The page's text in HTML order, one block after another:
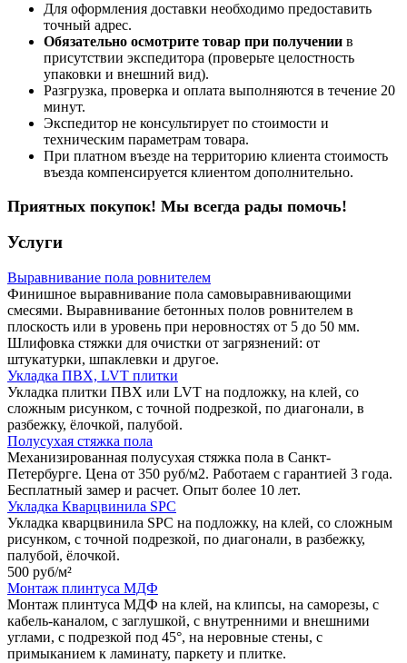
Для оформления доставки необходимо предоставить
точный адрес.
Обязательно осмотрите товар при получении в
присутствии экспедитора (проверьте целостность
упаковки и внешний вид).
Разгрузка, проверка и оплата выполняются в течение 20
минут.
Экспедитор не консультирует по стоимости и
техническим параметрам товара.
При платном въезде на территорию клиента стоимость
въезда компенсируется клиентом дополнительно.
Приятных покупок! Мы всегда рады помочь!
Услуги
Выравнивание пола ровнителем
Финишное выравнивание пола самовыравнивающими
смесями. Выравнивание бетонных полов ровнителем в
плоскость или в уровень при неровностях от 5 до 50 мм.
Шлифовка стяжки для очистки от загрязнений: от
штукатурки, шпаклевки и другое.
Укладка ПВХ, LVT плитки
Укладка плитки ПВХ или LVT на подложку, на клей, со
сложным рисунком, с точной подрезкой, по диагонали, в
разбежку, ёлочкой, палубой.
Полусухая стяжка пола
Механизированная полусухая стяжка пола в Санкт-
Петербурге. Цена от 350 руб/м2. Работаем с гарантией 3 года.
Бесплатный замер и расчет. Опыт более 10 лет.
Укладка Кварцвинила SPC
Укладка кварцвинила SPC на подложку, на клей, со сложным
рисунком, с точной подрезкой, по диагонали, в разбежку,
палубой, ёлочкой.
500 руб/м²
Монтаж плинтуса МДФ
Монтаж плинтуса МДФ на клей, на клипсы, на саморезы, с
кабель-каналом, с заглушкой, с внутренними и внешними
углами, с подрезкой под 45°, на неровные стены, с
примыканием к ламинату, паркету и плитке.